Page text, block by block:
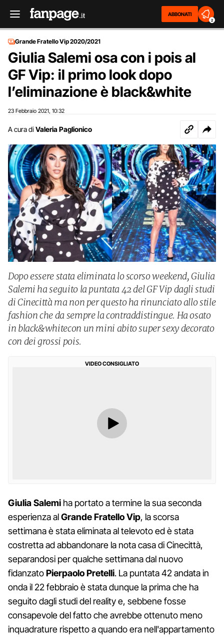
ABBONATI
2
Grande Fratello Vip 2020/2021
Giulia Salemi osa con i pois al
GF Vip: il primo look dopo
l’eliminazione è black&white
23 Febbraio 2021 10:32
A cura di Valeria Paglionico
Dopo essere stata eliminata lo scorso weekend, Giulia
Salemi ha seguito la puntata 42 del GF Vip dagli studi
di Cinecittà ma non per questo ha rinunciato allo stile
fashion che da sempre la contraddistingue. Ha osato
in black&whitecon un mini abito super sexy decorato
con dei grossi pois.
VIDEO CONSIGLIATO
Giulia Salemi ha portato a termine la sua seconda
esperienza alGrande Fratello Vip, la scorsa
settimana è stata eliminata al televoto ed è stata
costretta ad abbandonare la nota casa di Cinecittà,
separandosi per qualche settimana dal nuovo
fidanzatoPierpaolo Pretelli. La puntata 42 andata in
onda il 22 febbraio è stata dunque la prima che ha
seguito dagli studi del reality e, sebbene fosse
consapevole del fatto che avrebbe ottenuto meno
inquadrature rispetto a quando era nell'appartamento